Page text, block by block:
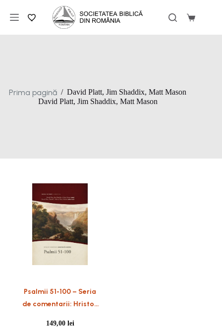
conținut
Coș
Prima pagină / David Platt, Jim Shaddix, Matt Mason
David Platt, Jim Shaddix, Matt Mason
Psalmii 51-100 – Seria
de comentarii: Hristos
149,00 lei